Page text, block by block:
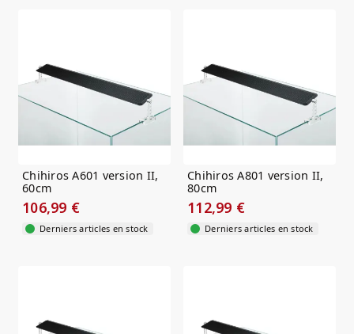
Chihiros A601 version II,
60cm
106,99 €
Derniers articles en stock
Chihiros A801 version II,
80cm
112,99 €
Derniers articles en stock